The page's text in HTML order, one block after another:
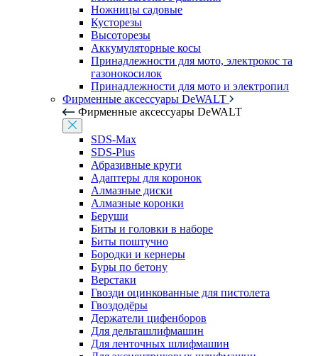
Ножницы садовые
Кусторезы
Высоторезы
Аккумуляторные косы
Принадлежности для мото, электрокос та
газонокосилок
Принадлежности для мото и электропил
Фирменные аксессуары DeWALT
Фирменные аксессуары DeWALT
SDS-Max
SDS-Plus
Абразивные круги
Адаптеры для коронок
Алмазные диски
Алмазные коронки
Беруши
Биты и головки в наборе
Биты поштучно
Бородки и кернеры
Буры по бетону
Верстаки
Гвозди оцинкованные для пистолета
Гвоздодёры
Держатели цифенборов
Для дельташлифмашин
Для ленточных шлифмашин